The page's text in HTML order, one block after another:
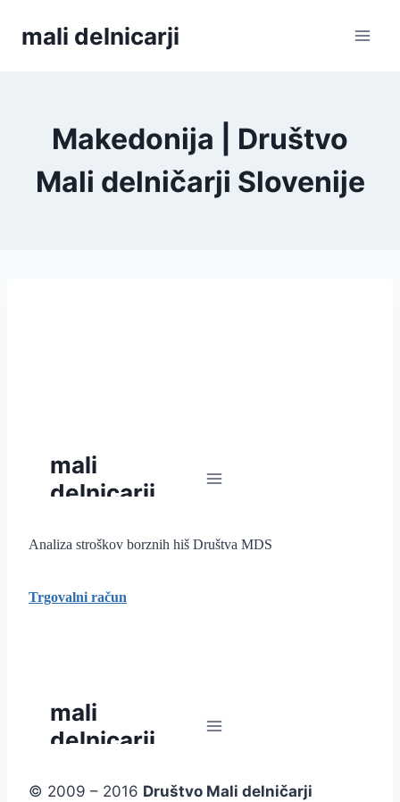
mali delnicarji
Makedonija | Društvo
Mali delničarji Slovenije
Analiza stroškov borznih hiš Društva MDS
Trgovalni račun
© 2009 – 2016 Društvo Mali delničarji